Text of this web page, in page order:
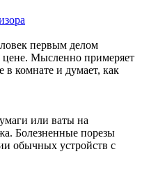
первым делом
цене. Мысленно примеряет
в комнате и думает, как
или ваты на
Болезненные порезы
обычных устройств с